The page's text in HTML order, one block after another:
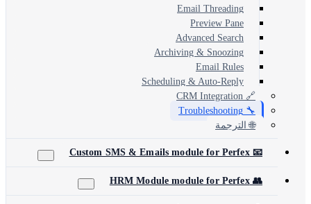
Email Threading
Preview Pane
Advanced Search
Archiving & Snoozing
Email Rules
Scheduling & Auto-Reply
🔗 CRM Integration
🔧 Troubleshooting
🌐 الترجمة
📧 Custom SMS & Emails module for Perfex
👥 HRM Module module for Perfex